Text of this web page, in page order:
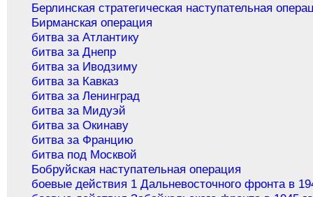
Берлинская стратегическая наступательная
Бирманская операция
битва за Атлантику
битва за Днепр
битва за Иводзиму
битва за Кавказ
битва за Ленинград
битва за Мидуэй
битва за Окинаву
битва за Францию
битва под Москвой
Бобруйская наступательная операция
боевые действия 1 Дальневосточного фронта в